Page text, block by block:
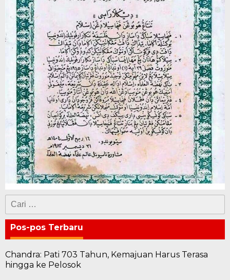
Cari
untuk:
Pos-pos Terbaru
Chandra: Pati 703 Tahun, Kemajuan Harus Terasa
hingga ke Pelosok